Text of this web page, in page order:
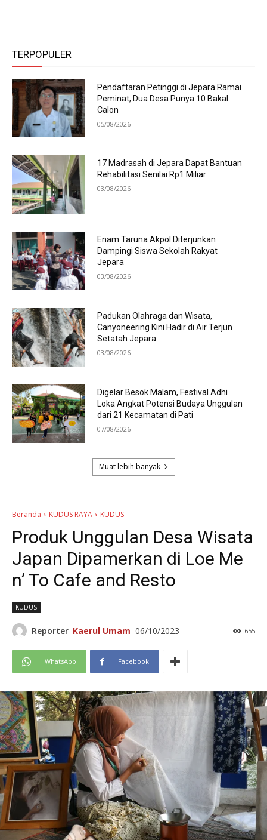
TERPOPULER
Pendaftaran Petinggi di Jepara Ramai
Peminat, Dua Desa Punya 10 Bakal
Calon
05/08/2026
17 Madrasah di Jepara Dapat Bantuan
Rehabilitasi Senilai Rp1 Miliar
03/08/2026
Enam Taruna Akpol Diterjunkan
Dampingi Siswa Sekolah Rakyat
Jepara
03/08/2026
Padukan Olahraga dan Wisata,
Canyoneering Kini Hadir di Air Terjun
Setatah Jepara
03/08/2026
Digelar Besok Malam, Festival Adhi
Loka Angkat Potensi Budaya Unggulan
dari 21 Kecamatan di Pati
07/08/2026
Muat lebih banyak